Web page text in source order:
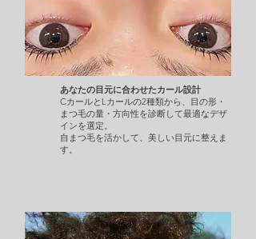
あなたの目元に合わせたカール設計
CカールとLカールの2種類から、目の形・
まつ毛の量・方向性を診断して最適なデザ
インを選定。
自まつ毛を活かして、美しい目元に整えま
す。